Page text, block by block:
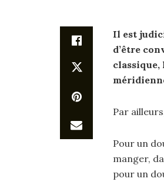
Il est
d’être
classique,
Par
Pour un
manger,
pour un